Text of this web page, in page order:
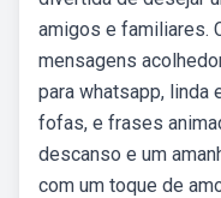
amigos e familiares.
mensagens
para whatsapp, linda
fofas, e frases
descanso e um
com um toque de